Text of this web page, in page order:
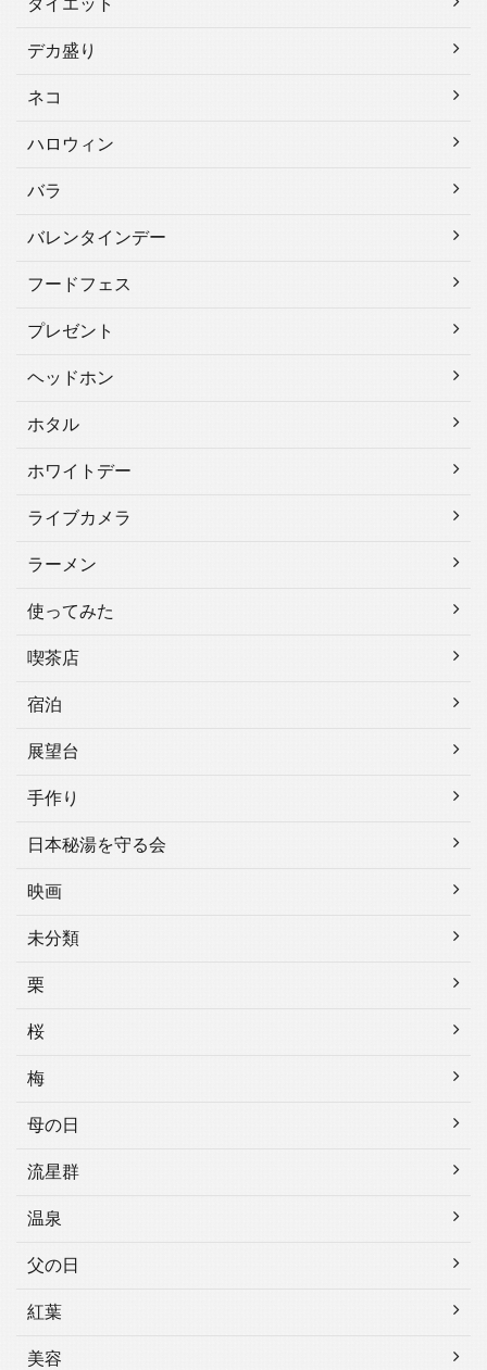
デカ盛り
ネコ
ハロウィン
バラ
バレンタインデー
フードフェス
プレゼント
ヘッドホン
ホタル
ホワイトデー
ライブカメラ
ラーメン
使ってみた
喫茶店
宿泊
展望台
手作り
日本秘湯を守る会
映画
未分類
栗
桜
梅
母の日
流星群
温泉
父の日
紅葉
美容